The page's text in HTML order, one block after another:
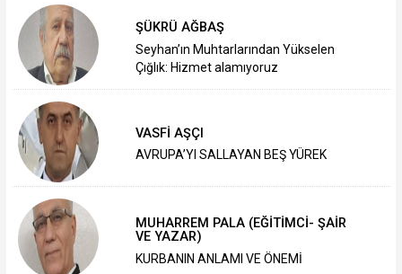
ŞÜKRÜ AĞBAŞ
Seyhan’ın Muhtarlarından Yükselen
Çığlık: Hizmet alamıyoruz
VASFİ AŞÇI
AVRUPA’YI SALLAYAN BEŞ YÜREK
MUHARREM PALA (EĞİTİMCİ- ŞAİR
VE YAZAR)
KURBANIN ANLAMI VE ÖNEMİ